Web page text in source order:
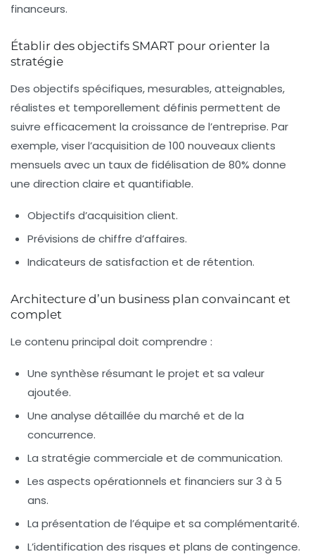
financeurs.
Établir des objectifs SMART pour orienter la
stratégie
Des objectifs spécifiques, mesurables, atteignables,
réalistes et temporellement définis permettent de
suivre efficacement la croissance de l’entreprise. Par
exemple, viser l’acquisition de 100 nouveaux clients
mensuels avec un taux de fidélisation de 80% donne
une direction claire et quantifiable.
Objectifs d’acquisition client.
Prévisions de chiffre d’affaires.
Indicateurs de satisfaction et de rétention.
Architecture d’un business plan convaincant et
complet
Le contenu principal doit comprendre :
Une synthèse résumant le projet et sa valeur
ajoutée.
Une analyse détaillée du marché et de la
concurrence.
La stratégie commerciale et de communication.
Les aspects opérationnels et financiers sur 3 à 5
ans.
La présentation de l’équipe et sa complémentarité.
L’identification des risques et plans de contingence.